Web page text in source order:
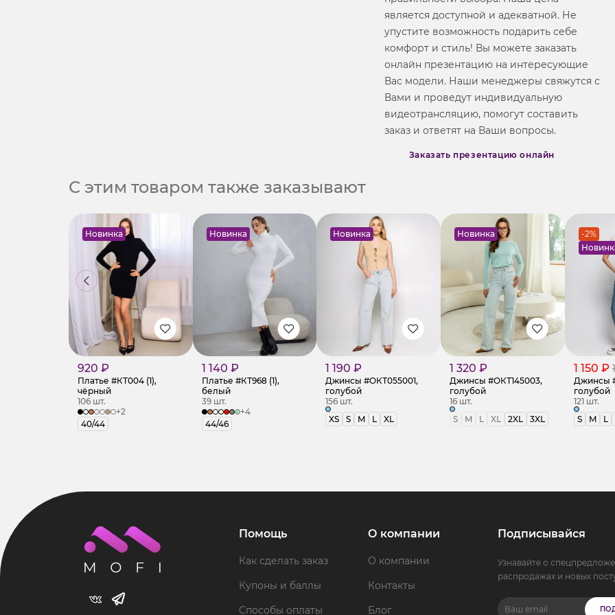
является доступной и адекватной. Не
упустите возможность подарить себе
комфорт и стиль! Вы можете заказать
онлайн презентацию на интересующие
Вас модели. Наши менеджеры свяжутся с
Вами и проведут индивидуальную
видеотрансляцию, помогут составить
заказ и ответят на Ваши вопросы.
Заказать презентацию онлайн
С этим товаром также заказывают
Новинка
920 ₽
Платье #КТ004 (1),
чёрный
106 шт.
+2
40/44
Новинка
1 140 ₽
Платье #КТ968 (1),
белый
39 шт.
+4
44/46
Новинка
1 190 ₽
Джинсы #ОКТ055001,
голубой
156 шт.
XS
S M L XL
Новинка
1 320 ₽
Джинсы #ОКТ145003,
голубой
16 шт.
S
M L XL 2XL 3XL
-2%
1 150 ₽
Джинсы
голубой
121 шт.
S
M L
Помощь
Как сделать заказ
Купоны и баллы
Способы оплаты
О компании
О компании
Контакты
Блог
Подписывайся
Узнавайте о
распродажах и новых